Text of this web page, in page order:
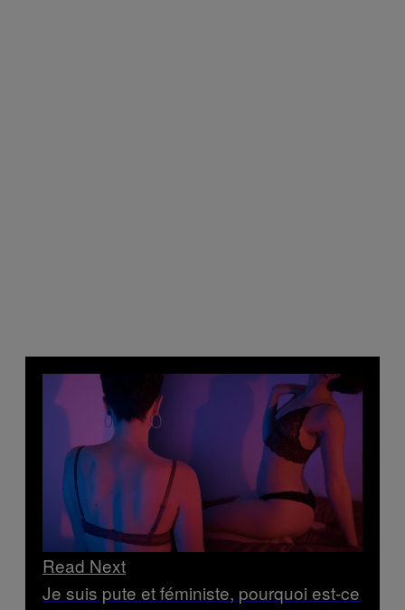
Read Next
Je suis pute et féministe, pourquoi est-ce